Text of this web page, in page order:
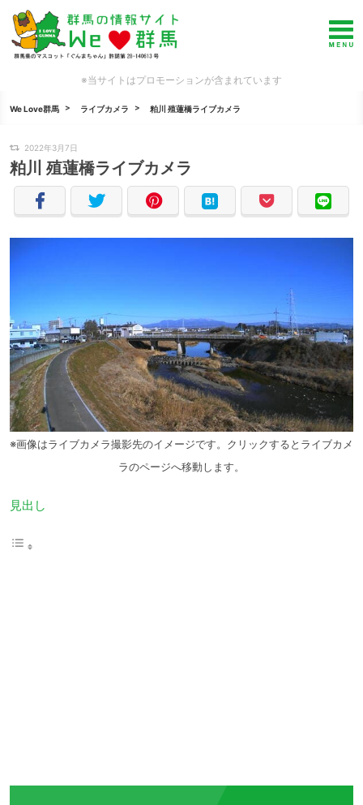
※当サイトはプロモーションが含まれています
We Love群馬 ライブカメラ 粕川 殖蓮橋ライブカメラ
2022年3月7日
粕川 殖蓮橋ライブカメラ
※画像はライブカメラ撮影先のイメージです。クリックするとライブカメ
ラのページへ移動します。
見出し